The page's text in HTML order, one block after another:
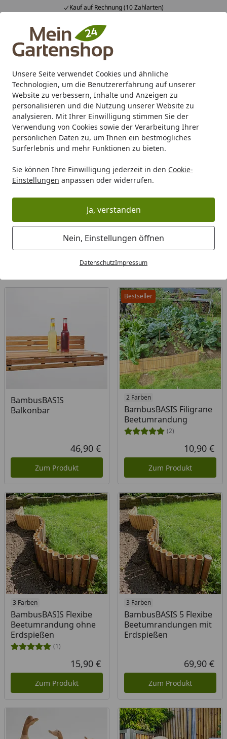
Unsere Seite verwendet Cookies und ähnliche
Technologien, um die Benutzererfahrung auf unserer
Website zu verbessern, Inhalte und Anzeigen zu
personalisieren und die Nutzung unserer Website zu
analysieren. Mit Ihrer Einwilligung stimmen Sie der
Verwendung von Cookies sowie der Verarbeitung Ihrer
persönlichen Daten zu, um Ihnen ein bestmögliches
Surferlebnis und mehr Funktionen zu bieten.
Sie können Ihre Einwilligung jederzeit in den Cookie-
Einstellungen anpassen oder widerrufen.
Ja, verstanden
Nein, Einstellungen öffnen
DatenschutzImpressum
Kauf auf Rechnung (10 Zahlarten)
Alle Produkte
Mein Konto
Suchen
Karibu Pools inkl. gratis Sandfilteranlage & Pool-
Starterset (Gesamtwert bis 468,99€)
Startseite
Marken BambusBASIS BambusBASIS Deko, Haus- &
BambusBASIS Deko, Haus- &
Gartenartikel
Ihre Artikelübersicht
Kategorien
Filter / Sortierung
BambusBASIS
Balkonbar
Aktueller Preis
46,90 €
Zum Produkt
Bestseller
2 Farben
BambusBASIS Filigrane
Beetumrandung
(2)
10,90 €
Zum Produkt
3 Farben
BambusBASIS Flexibe
Beetumrandung ohne
Erdspießen
(1)
Aktueller Preis
15,90 €
Zum Produkt
3 Farben
BambusBASIS 5 Flexibe
Beetumrandungen mit
Erdspießen
69,90 €
Zum Produkt